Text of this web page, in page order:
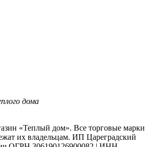
дома
«Теплый дом». Все торговые марки
их владельцам. ИП Цареградский